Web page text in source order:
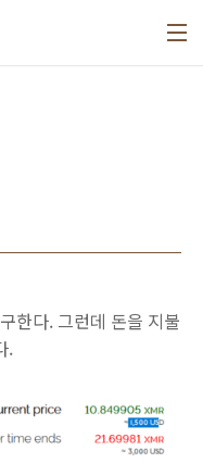
한다. 그런데 돈을 지불
.